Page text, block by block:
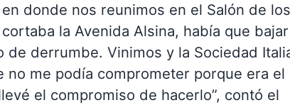
donde nos reunimos en el Salón de los
la Avenida Alsina, había que
derrumbe. Vinimos y la Sociedad
me podía comprometer porque era el
el compromiso de hacerlo”, contó el